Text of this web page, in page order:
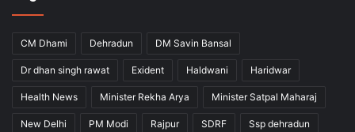
CM Dhami Dehradun DM Savin Bansal
Dr dhan singh rawat Exident Haldwani Haridwar
Health News Minister Rekha Arya Minister Satpal Maharaj
New Delhi PM Modi Rajpur SDRF Ssp dehradun